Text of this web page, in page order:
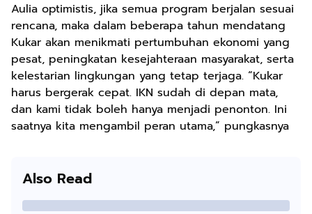
Aulia optimistis, jika semua program berjalan sesuai
rencana, maka dalam beberapa tahun mendatang
Kukar akan menikmati pertumbuhan ekonomi yang
pesat, peningkatan kesejahteraan masyarakat, serta
kelestarian lingkungan yang tetap terjaga. “Kukar
harus bergerak cepat. IKN sudah di depan mata,
dan kami tidak boleh hanya menjadi penonton. Ini
saatnya kita mengambil peran utama,” pungkasnya
Also Read